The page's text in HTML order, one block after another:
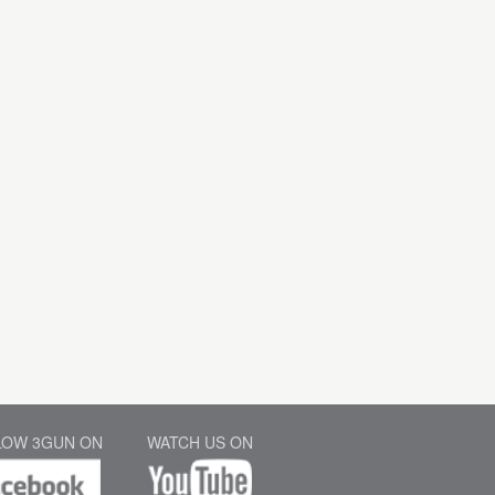
3GUN ON WATCH US ON